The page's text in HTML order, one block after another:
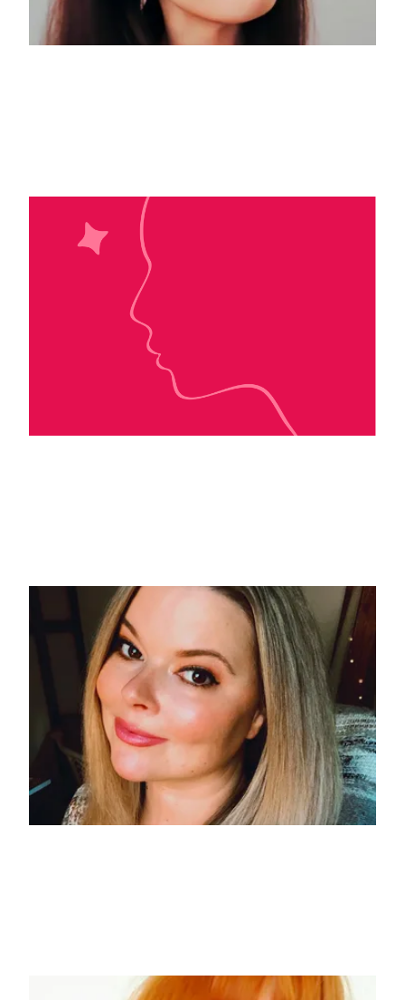
Jenn Guerrieri
Danielle Guisiano
Karina Halle